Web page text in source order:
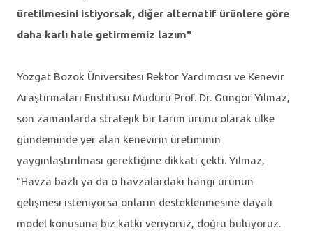
üretilmesini istiyorsak, diğer alternatif ürünlere göre
daha karlı hale getirmemiz lazım"
Yozgat Bozok Üniversitesi Rektör Yardımcısı ve Kenevir
Araştırmaları Enstitüsü Müdürü Prof. Dr. Güngör Yılmaz,
son zamanlarda stratejik bir tarım ürünü olarak ülke
gündeminde yer alan kenevirin üretiminin
yaygınlaştırılması gerektiğine dikkati çekti. Yılmaz,
"Havza bazlı ya da o havzalardaki hangi ürünün
gelişmesi isteniyorsa onların desteklenmesine dayalı
model konusuna biz katkı veriyoruz, doğru buluyoruz.